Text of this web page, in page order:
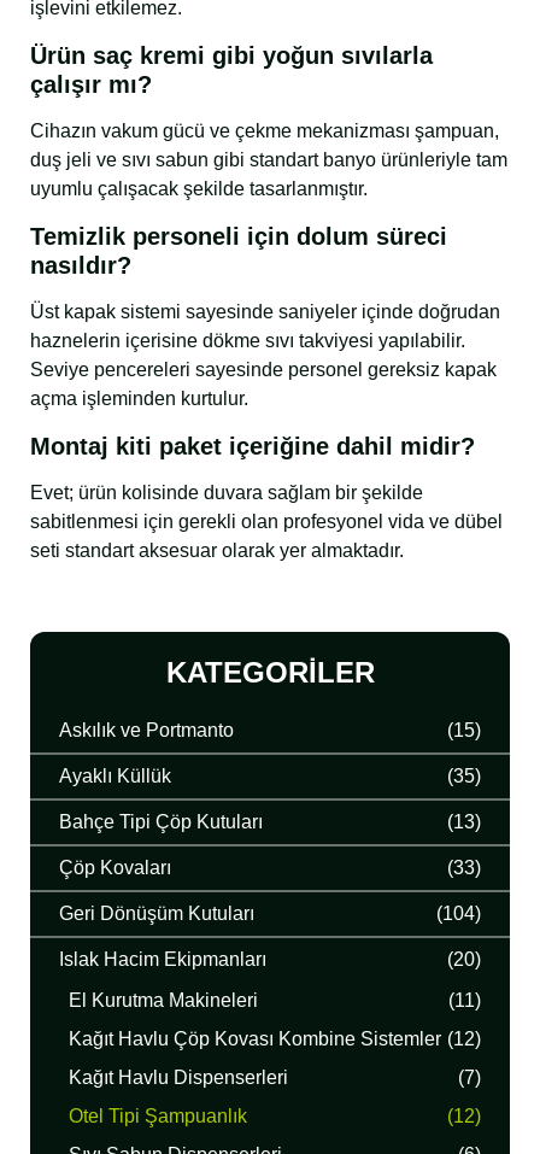
KATEGORILER
Askılık ve Portmanto (15)
Ayaklı Küllük (35)
Bahçe Tipi Çöp Kutuları (13)
Çöp Kovaları (33)
Geri Dönüşüm Kutuları (104)
Islak Hacim Ekipmanları
(20)
El Kurutma Makineleri
(11)
Kağıt Havlu Çöp Kovası Kombine Sistemler (12)
Kağıt Havlu Dispenserleri
(7)
Otel Tipi Şampuanlık
(12)
işlevini etkilemez.
Ürün saç kremi gibi yoğun sıvılarla
çalışır mı?
Cihazın vakum gücü ve çekme mekanizması şampuan,
duş jeli ve sıvı sabun gibi standart banyo ürünleriyle tam
uyumlu çalışacak şekilde tasarlanmıştır.
Temizlik personeli için dolum süreci
nasıldır?
Üst kapak sistemi sayesinde saniyeler içinde doğrudan
haznelerin içerisine dökme sıvı takviyesi yapılabilir.
Seviye pencereleri sayesinde personel gereksiz kapak
açma işleminden kurtulur.
Montaj kiti paket içeriğine dahil midir?
Evet; ürün kolisinde duvara sağlam bir şekilde
sabitlenmesi için gerekli olan profesyonel vida ve dübel
seti standart aksesuar olarak yer almaktadır.